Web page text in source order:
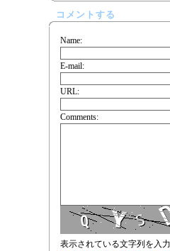
コメントする
Name:
E-mail:
URL:
Comments:
表示されている文字列を入